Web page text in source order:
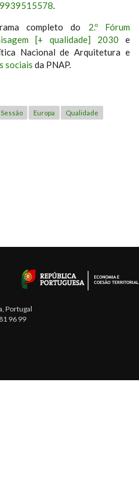
.
completo do 2.º Fórum
[+ qualidade] 2030 e
Nacional de Arquitetura e
sociais da PNAP.
Europa Qualidade
Portugal
96 99